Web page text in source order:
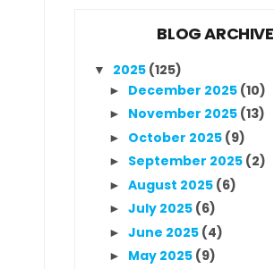
BLOG ARCHIVE
▼ 2025 (125)
► December 2025 (10)
► November 2025 (13)
► October 2025 (9)
► September 2025 (2)
► August 2025 (6)
► July 2025 (6)
► June 2025 (4)
► May 2025 (9)